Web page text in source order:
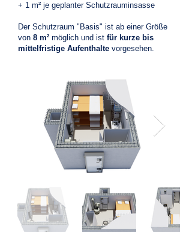
+ 1 m² je geplanter Schutzrauminsasse
Der Schutzraum "Basis" ist ab einer Größe
von 8 m² möglich und ist für kurze bis
mittelfristige Aufenthalte vorgesehen.